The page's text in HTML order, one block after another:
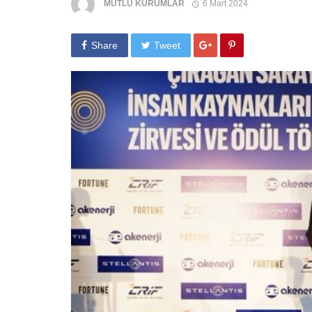
MUTLU KURUMLAR 6 Mart 2024
Share Tweet